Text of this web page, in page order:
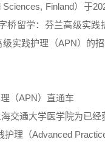
Finland）于
桥留学：芬兰高级实践
实践护理（APN）的
（APN）直通车
交通大学医学院为已经
理（Advanced